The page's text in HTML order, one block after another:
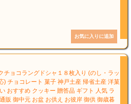
チョコラングドシャ１８枚入り (のし・ラッ
) チョコレート 菓子 神戸土産 帰省土産 洋菓
おすすめ クッキー 贈答品 ギフト 人気 ラ
販 御中元 お盆 お供え お彼岸 御供 御歳暮